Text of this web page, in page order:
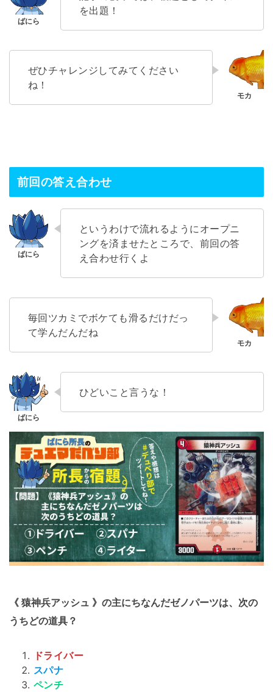
を出題！
ぜひチャレンジしてみてください
ね！
前回の答え合わせ
というわけで流れるようにオープニ
ングを済ませたところで、前回の答
え合わせ行くよ
毎回ツカミでボケても滑るだけだっ
て学んだんだね
ひどいこと言うな！
《 猿神兵アッシュ 》の主にちなんだゼノパーツは、次の
うちどの道具？
ドライバー
スパナ
ペンチ